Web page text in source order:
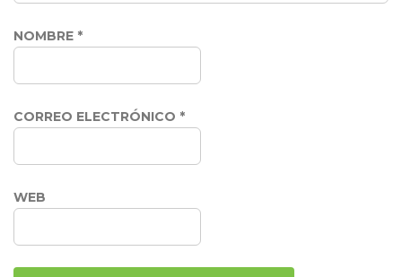
NOMBRE *
CORREO ELECTRÓNICO *
WEB